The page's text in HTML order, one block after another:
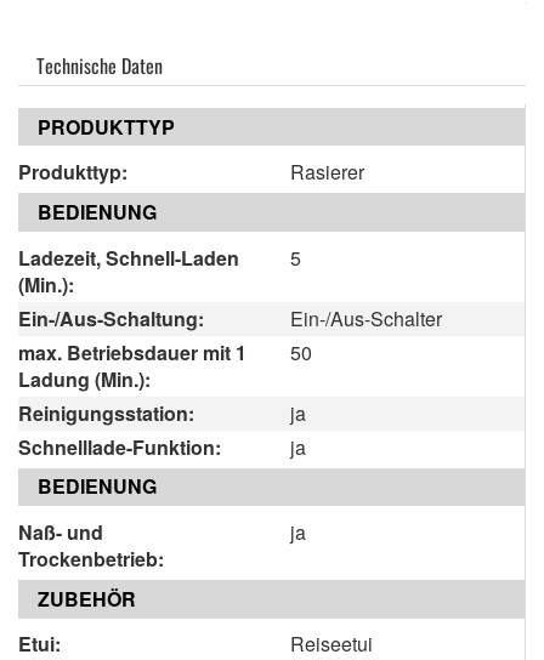
Technische Daten
PRODUKTTYP
Produkttyp:
Rasierer
BEDIENUNG
Ladezeit, Schnell-Laden
(Min.):
5
Ein-/Aus-Schaltung:
Ein-/Aus-Schalter
max. Betriebsdauer mit 1
Ladung (Min.):
50
Reinigungsstation:
ja
Schnelllade-Funktion:
ja
BEDIENUNG
Naß- und
Trockenbetrieb:
ja
ZUBEHÖR
Etui:
Reiseetui